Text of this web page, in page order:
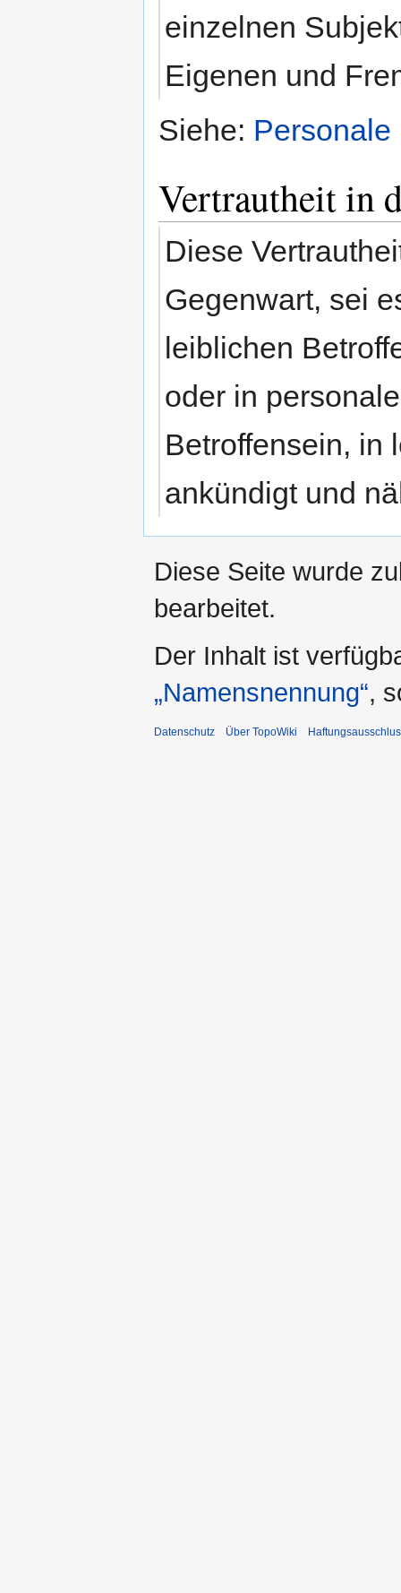
einzelnen
Eigenen und
Siehe:
Vertrautheit in
Diese
Gegenwart, sei
leiblichen
oder in
Betroffensein, in
ankündigt und
Diese Seite wurde
bearbeitet.
Der Inhalt ist
„Namensnennung“,
Datenschutz Über TopoWiki